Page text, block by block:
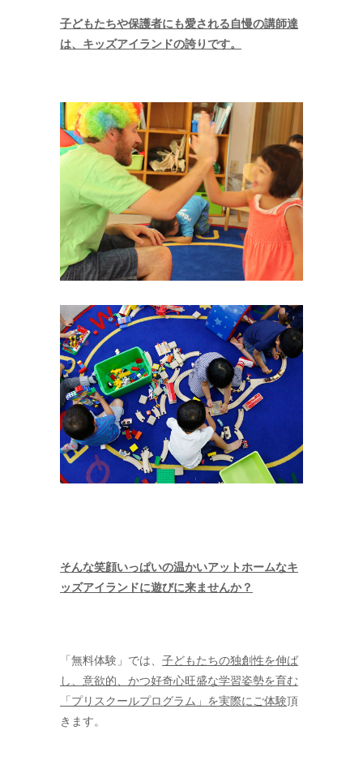
子どもたちや保護者にも愛される自慢の講師達
は、キッズアイランドの誇りです。
そんな笑顔いっぱいの温かいアットホームなキ
ッズアイランドに遊びに来ませんか？
「無料体験」では、 子どもたちの独創性を伸ば
し、意欲的、かつ好奇心旺盛な学習姿勢を育む
「プリスクールプログラム」を実際にご体験頂
きます。